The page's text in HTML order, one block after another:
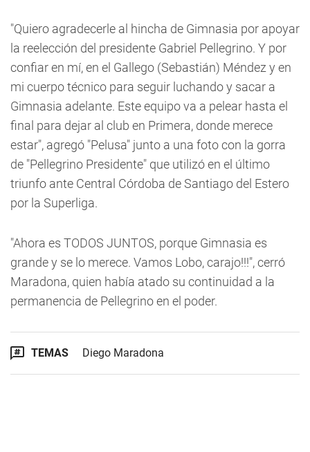
"Quiero agradecerle al hincha de Gimnasia por apoyar
la reelección del presidente Gabriel Pellegrino. Y por
confiar en mí, en el Gallego (Sebastián) Méndez y en
mi cuerpo técnico para seguir luchando y sacar a
Gimnasia adelante. Este equipo va a pelear hasta el
final para dejar al club en Primera, donde merece
estar", agregó "Pelusa" junto a una foto con la gorra
de "Pellegrino Presidente" que utilizó en el último
triunfo ante Central Córdoba de Santiago del Estero
por la Superliga.
"Ahora es TODOS JUNTOS, porque Gimnasia es
grande y se lo merece. Vamos Lobo, carajo!!!", cerró
Maradona, quien había atado su continuidad a la
permanencia de Pellegrino en el poder.
TEMAS Diego Maradona